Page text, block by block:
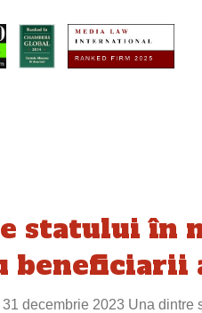
statului în
beneficiarii
decembrie 2023 Una